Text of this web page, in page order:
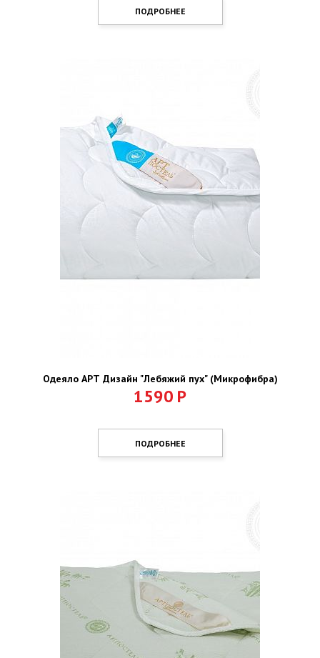
ПОДРОБНЕЕ
Одеяло АРТ Дизайн "Лебяжий пух" (Микрофибра)
1590 Р
ПОДРОБНЕЕ